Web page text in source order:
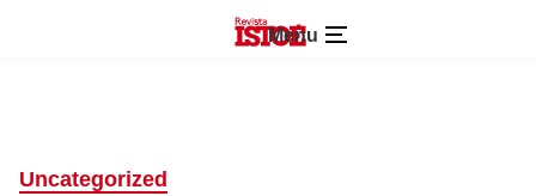
Menu
Uncategorized